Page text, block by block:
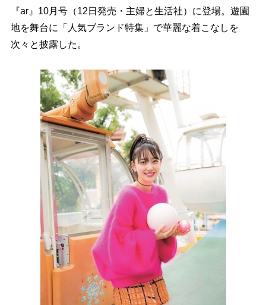
『ar』10月号（12日発売・主婦と生活社）に登場。遊園
地を舞台に「人気ブランド特集」で華麗な着こなしを
次々と披露した。